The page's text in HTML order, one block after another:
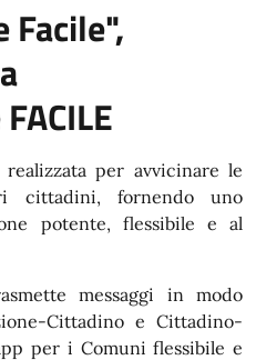
Facile",
per avvicinare le
cittadini, fornendo uno
potente, flessibile e al
messaggi in modo
Cittadino e Cittadino-
per i Comuni flessibile e